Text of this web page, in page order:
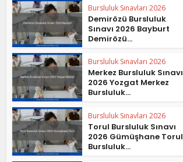
Bursluluk Sınavları 2026
Demirözü Bursluluk
Sınavı 2026 Bayburt
Demirözü...
Bursluluk Sınavları 2026
Merkez Bursluluk Sınavı
2026 Yozgat Merkez
Bursluluk...
Bursluluk Sınavları 2026
Torul Bursluluk Sınavı
2026 Gümüşhane Torul
Bursluluk...